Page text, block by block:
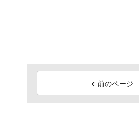
前のページ